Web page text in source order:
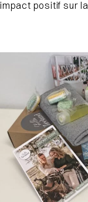
impact positif sur